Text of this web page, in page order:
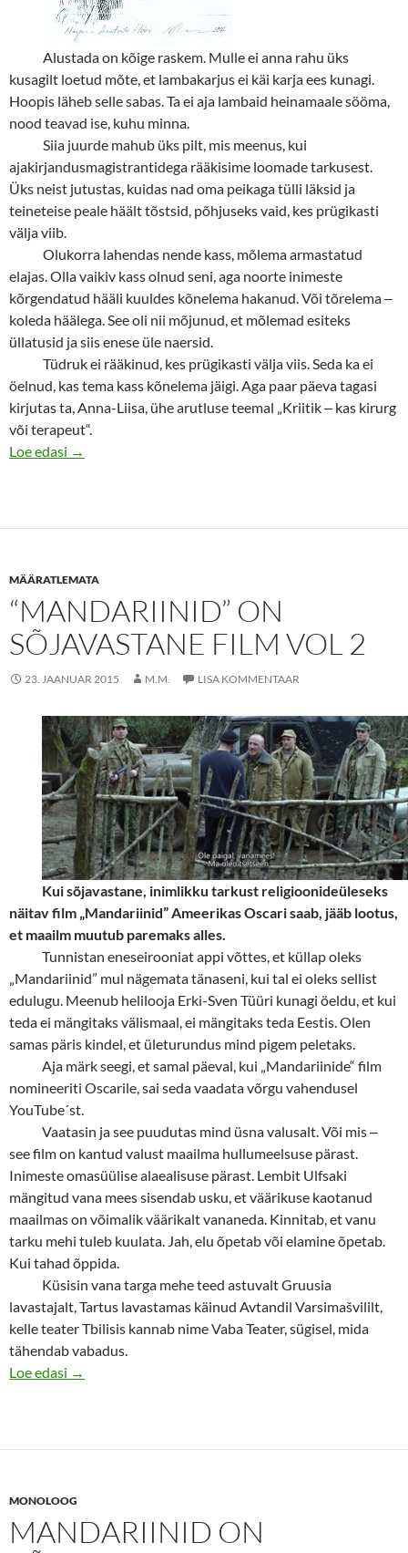
Alustada on kõige raskem. Mulle ei anna rahu üks
kusagilt loetud mõte, et lambakarjus ei käi karja ees kunagi.
Hoopis läheb selle sabas. Ta ei aja lambaid heinamaale sööma,
nood teavad ise, kuhu minna.
Siia juurde mahub üks pilt, mis meenus, kui
ajakirjandusmagistrantidega rääkisime loomade tarkusest.
Üks neist jutustas, kuidas nad oma peikaga tülli läksid ja
teineteise peale häält tõstsid, põhjuseks vaid, kes prügikasti
välja viib.
Olukorra lahendas nende kass, mõlema armastatud
elajas. Olla vaikiv kass olnud seni, aga noorte inimeste
kõrgendatud hääli kuuldes kõnelema hakanud. Või tõrelema‒
koleda häälega. See oli nii mõjunud, et mõlemad esiteks
üllatusid ja siis enese üle naersid.
Tüdruk ei rääkinud, kes prügikasti välja viis. Seda ka ei
öelnud, kas tema kass kõnelema jäigi. Aga paar päeva tagasi
kirjutas ta, Anna-Liisa, ühe arutluse teemal „Kriitik‒ kas kirurg
või terapeut“.
Loe edasi
Puudu(ta)v kultuur 1 Tagumisest vagunist
→
MÄÄRATLEMATA
“MANDARIINID” ON
SÕJAVASTANE FILM VOL 2
23. JAANUAR 2015 M.M. LISA KOMMENTAAR
Kui sõjavastane, inimlikku tarkust religioonideüleseks
näitav film „Mandariinid” Ameerikas Oscari saab, jääb lootus,
et maailm muutub paremaks alles.
Tunnistan eneseirooniat appi võttes, et küllap oleks
„Mandariinid” mul nägemata tänaseni, kui tal ei oleks sellist
edulugu. Meenub helilooja Erki-Sven Tüüri kunagi öeldu, et kui
teda ei mängitaks välismaal, ei mängitaks teda Eestis. Olen
samas päris kindel, et ületurundus mind pigem peletaks.
Aja märk seegi, et samal päeval, kui „Mandariinide“ film
nomineeriti Oscarile, sai seda vaadata võrgu vahendusel
YouTube´st.
Vaatasin ja see puudutas mind üsna valusalt. Või mis‒
see film on kantud valust maailma hullumeelsuse pärast.
Inimeste omasüülise alaealisuse pärast. Lembit Ulfsaki
mängitud vana mees sisendab usku, et väärikuse kaotanud
maailmas on võimalik väärikalt vananeda. Kinnitab, et vanu
tarku mehi tuleb kuulata. Jah, elu õpetab või elamine õpetab.
Kui tahad õppida.
Küsisin vana targa mehe teed astuvalt Gruusia
lavastajalt, Tartus lavastamas käinud Avtandil Varsimašvililt,
kelle teater Tbilisis kannab nime Vaba Teater, sügisel, mida
tähendab vabadus.
Loe edasi “Mandariinid” on sõjavastane film vol 2
→
MONOLOOG
MANDARIINID ON